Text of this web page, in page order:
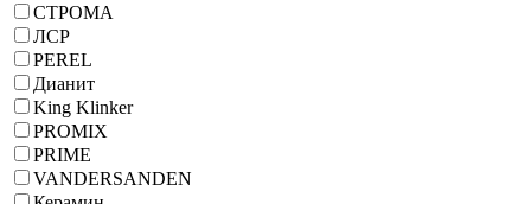
СТРОМА
ЛСР
PEREL
Дианит
King Klinker
PROMIX
PRIME
VANDERSANDEN